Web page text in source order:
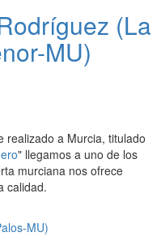
(La
MU)
realizado a Murcia, titulado
" llegamos a uno de los
murciana nos ofrece
calidad.